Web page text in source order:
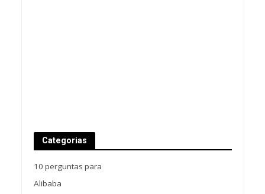
Categorias
10 perguntas para
Alibaba